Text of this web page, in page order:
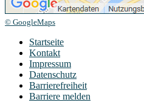
© GoogleMaps
Startseite
Kontakt
Impressum
Datenschutz
Barrierefreiheit
Barriere melden